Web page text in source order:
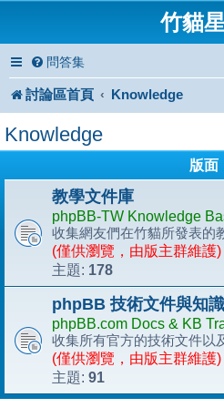
竹貓
問答集
討論區首頁 Knowledge
Knowledge
版面
教學文件庫
phpBB-TW Knowledge
收集網友們在竹貓所發表的
(僅供瀏覽，由版主群維護)
主題: 178
phpBB 技術文件與知
phpBB.com Docs & KB
收集所有官方的技術文件以
(僅供瀏覽，由版主群維護)
主題: 91